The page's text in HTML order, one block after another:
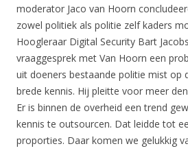
moderator Jaco van Hoorn
zowel politiek als politie zelf kaders
Hoogleraar Digital Security Bart
vraaggesprek met Van Hoorn een
uit doeners bestaande politie mist op
brede kennis. Hij pleitte voor meer
Er is binnen de overheid een trend
kennis te outsourcen. Dat leidde tot
proporties. Daar komen we gelukkig